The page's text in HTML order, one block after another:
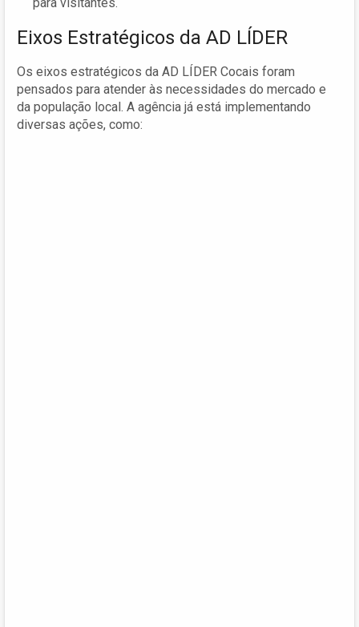
Eixos Estratégicos da AD LÍDER
Os eixos estratégicos da AD LÍDER Cocais foram
pensados para atender às necessidades do mercado e
da população local. A agência já está implementando
diversas ações, como: